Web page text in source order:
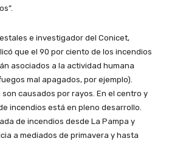
e investigador del Conicet,
que el 90 por ciento de los incendios
asociados a la actividad humana
mal apagados, por ejemplo).
causados por rayos. En el centro y
incendios está en pleno desarrollo.
de incendios desde La Pampa y
a mediados de primavera y hasta